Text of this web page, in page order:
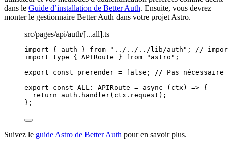
dans le Guide d’installation de Better Auth. Ensuite, vous devrez
monter le gestionnaire Better Auth dans votre projet Astro.
src/pages/api/auth/[...all].ts
import { auth } from " ../../../lib/auth " ;
//
import type { APIRoute } from " astro " ;
export const prerender = false ;
// Pas nécessaire
export const ALL : APIRoute = async ( ctx )
=> {
return auth . handler(ctx . request ) ;
} ;
Suivez le guide Astro de Better Auth pour en savoir plus.